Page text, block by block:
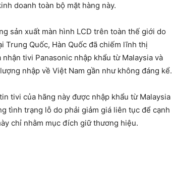
doanh toàn bộ mặt hàng này.
sản xuất màn hình LCD trên toàn thế giới do
Trung Quốc, Hàn Quốc đã chiếm lĩnh thị
tivi Panasonic nhập khẩu từ Malaysia và
nhập về Việt Nam gần như không đáng kể.
tivi của hãng này được nhập khẩu từ Malaysia
tình trạng lỗ do phải giảm giá liên tục để cạnh
chỉ nhằm mục đích giữ thương hiệu.